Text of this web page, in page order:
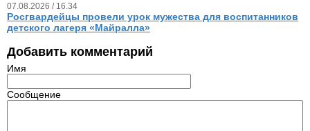
07.08.2026 / 16.34
Росгвардейцы провели урок мужества для воспитанников
детского лагеря «Майралла»
Добавить комментарий
Имя
Сообщение